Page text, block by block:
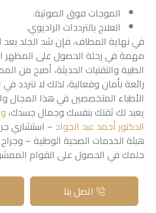
الموجات فوق الصوتية.
العلاج بالترددات الراديوي.
في نهاية المطاف، فإن شد الجلد
مهمة في رحلة الحصول على المظهر
الطبية والتقنيات الحديثة، أصبح من
رائعة بأمان وفعالية، لذلك لا تتردد
الأطباء المتخصصين في هذا المجال
يعيد لك ثقتك بنفسك وجمال جسدك،
الدكتور أحمد عبد الجواد – استشاري
هيئة الخدمات الصحية الوطنية –
حلمك في الحصول على القوام
اتصل بنا